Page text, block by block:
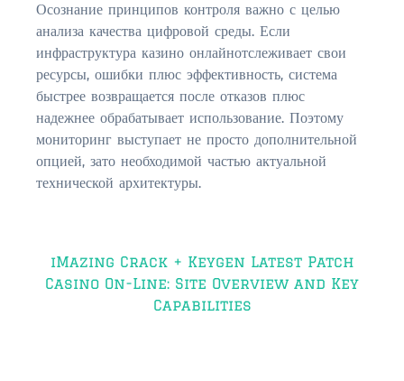
Осознание принципов контроля важно с целью
анализа качества цифровой среды. Если
инфраструктура казино онлайнотслеживает свои
ресурсы, ошибки плюс эффективность, система
быстрее возвращается после отказов плюс
надежнее обрабатывает использование. Поэтому
мониторинг выступает не просто дополнительной
опцией, зато необходимой частью актуальной
технической архитектуры.
Post
navigation
iMazing Crack + Keygen Latest Patch
Casino On-Line: Site Overview and Key
Capabilities